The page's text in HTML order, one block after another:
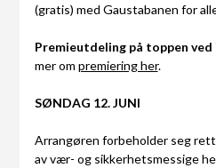
(gratis) med Gaustabanen for
Premieutdeling på toppen
mer om premiering her.
SØNDAG 12. JUNI
Arrangøren forbeholder seg
av vær- og sikkerhetsmessige